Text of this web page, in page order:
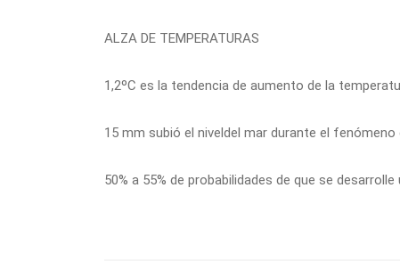
ALZA DE TEMPERATURAS
1,2ºC es la tendencia de aumento de la
15 mm subió el niveldel mar durante el
50% a 55% de probabilidades de que se